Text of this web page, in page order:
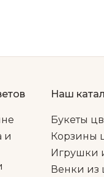
и
Наш
Букеты
Корзины
Игрушки
Венки из